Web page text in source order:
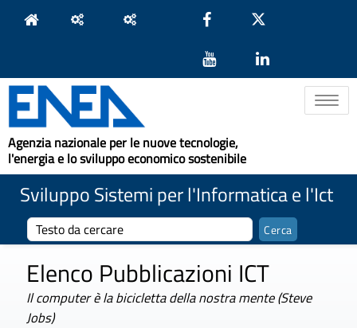
Toggle
Agenzia nazionale per le nuove tecnologie,
l'energia e lo sviluppo economico sostenibile
Sviluppo Sistemi per l'Informatica e l'Ict
Elenco Pubblicazioni ICT
Il computer è la bicicletta della nostra mente (Steve
Jobs)